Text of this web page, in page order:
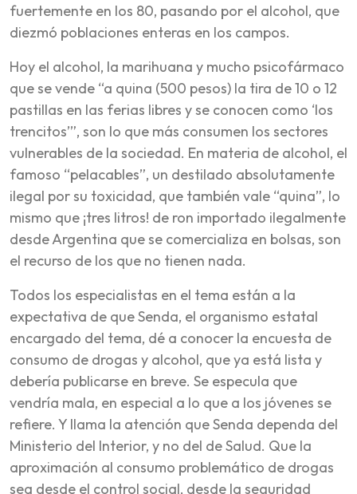
fuertemente en los 80, pasando por el alcohol, que
diezmó poblaciones enteras en los campos.
Hoy el alcohol, la marihuana y mucho psicofármaco
que se vende “a quina (500 pesos) la tira de 10 o 12
pastillas en las ferias libres y se conocen como ‘los
trencitos’”, son lo que más consumen los sectores
vulnerables de la sociedad. En materia de alcohol, el
famoso “pelacables”, un destilado absolutamente
ilegal por su toxicidad, que también vale “quina”, lo
mismo que ¡tres litros! de ron importado ilegalmente
desde Argentina que se comercializa en bolsas, son
el recurso de los que no tienen nada.
Todos los especialistas en el tema están a la
expectativa de que Senda, el organismo estatal
encargado del tema, dé a conocer la encuesta de
consumo de drogas y alcohol, que ya está lista y
debería publicarse en breve. Se especula que
vendría mala, en especial a lo que a los jóvenes se
refiere. Y llama la atención que Senda dependa del
Ministerio del Interior, y no del de Salud. Que la
aproximación al consumo problemático de drogas
sea desde el control social, desde la seguridad